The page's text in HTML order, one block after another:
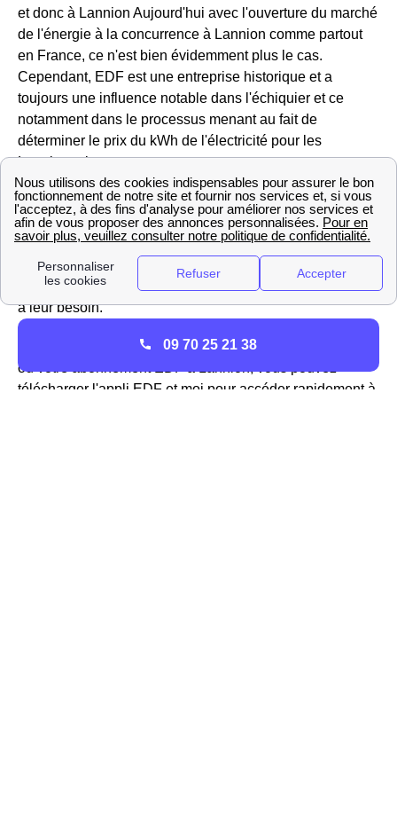
et donc à Lannion Aujourd'hui avec l'ouverture du marché
de l'énergie à la concurrence à Lannion comme partout
en France, ce n'est bien évidemment plus le cas.
Cependant, EDF est une entreprise historique et a
toujours une influence notable dans l'échiquier et ce
notamment dans le processus menant au fait de
déterminer le prix du kWh de l'électricité pour les
Lannionnais.
Et pour le prix du gaz ? à Lannion (22 300), EDF, propose
à ses clients des offres intéressantes avec un prix fixe
jusqu'à 3 ans, même si le tarif réglementé augmente.
Concernant les professionnels, EDF propose aux
entreprises des offres gaz et électricité pour correspondre
à leur besoin.
Pour plus de renseignements sur votre
ou votre abonnement EDF à Lannion, vous pouvez
télécharger l'appli EDF et moi pour accéder rapidement à
09 70 25 21 38